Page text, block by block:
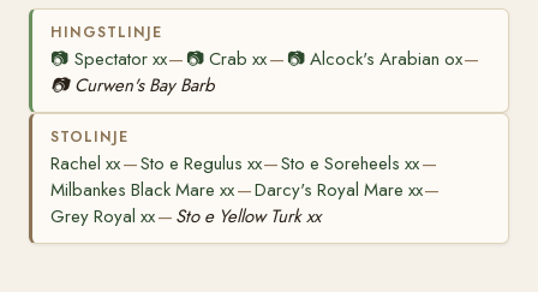
HINGSTLINJE
📷 Spectator xx— 📷Crab xx— 📷 Alcock's Arabian ox—
📷 Curwen's Bay Barb
STOLINJE
Rachel xx—Sto e Regulus xx—Sto e Soreheels xx—
Milbankes Black Mare xx—Darcy's Royal Mare xx—
Grey Royal xx— Sto e Yellow Turk xx